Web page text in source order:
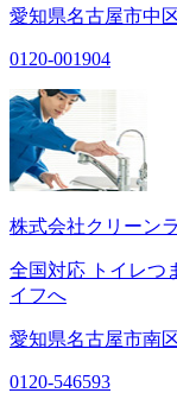
愛知県名古屋市中
0120-001904
株式会社クリーン
全国対応 トイレつ
イフへ
愛知県名古屋市南
0120-546593